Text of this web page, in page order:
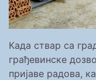
Када ствар са
грађевинске
пријаве радова,